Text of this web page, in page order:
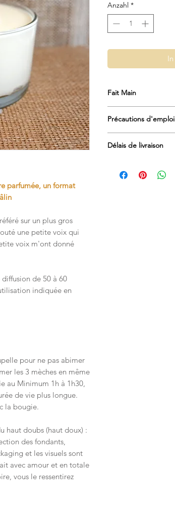
parfumée, un format
sur un plus gros
une petite voix qui
voix m'ont donné
de 50 à 60
indiquée en
pour ne pas abimer
les 3 mèches en même
au Minimum 1h à 1h30,
de vie plus longue.
la bougie.
haut doubs (haut doux) :
des fondants,
et les visuels sont
avec amour et en totale
vous le ressentirez
Anzahl *
Fait Main
Précautions
Placer la bougie sur
l'avez poser.
chaque allumage
Délais de livraison
règlement).